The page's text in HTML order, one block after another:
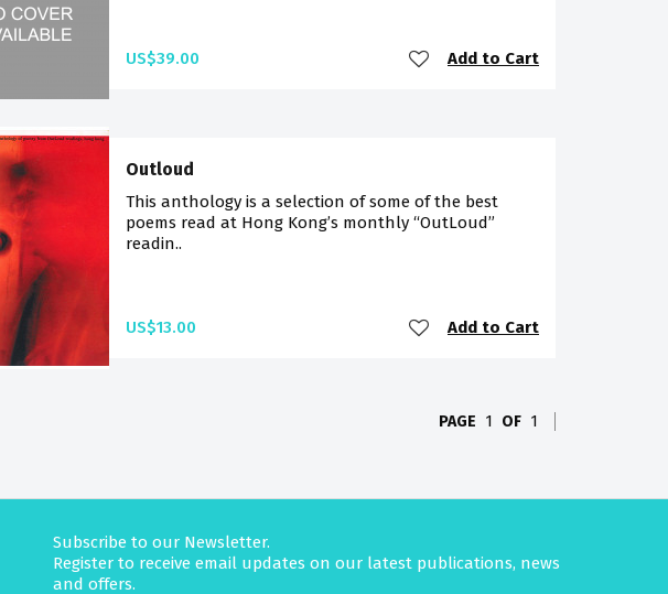
US$39.00 Add to Cart
Outloud
This anthology is a selection of some of the best
poems read at Hong Kong’s monthly “OutLoud”
readin..
US$13.00 Add to Cart
PAGE 1 OF 1
Subscribe to our Newsletter.
Register to receive email updates on our latest publications, news
and offers.